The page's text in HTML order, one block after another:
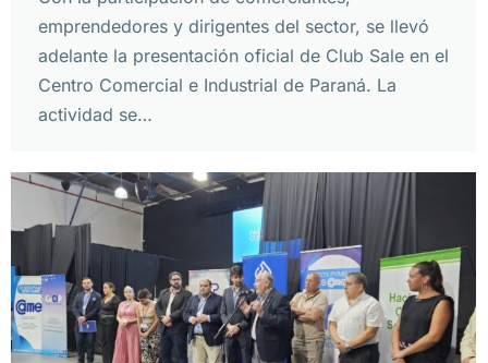
emprendedores y dirigentes del sector, se llevó
adelante la presentación oficial de Club Sale en el
Centro Comercial e Industrial de Paraná. La
actividad se…